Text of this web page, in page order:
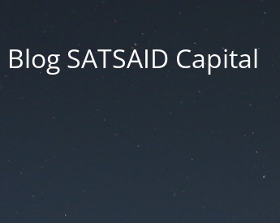
Blog SATSAID Capital